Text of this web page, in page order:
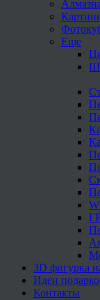
Еще
3D фигурка
Идеи
Контакты